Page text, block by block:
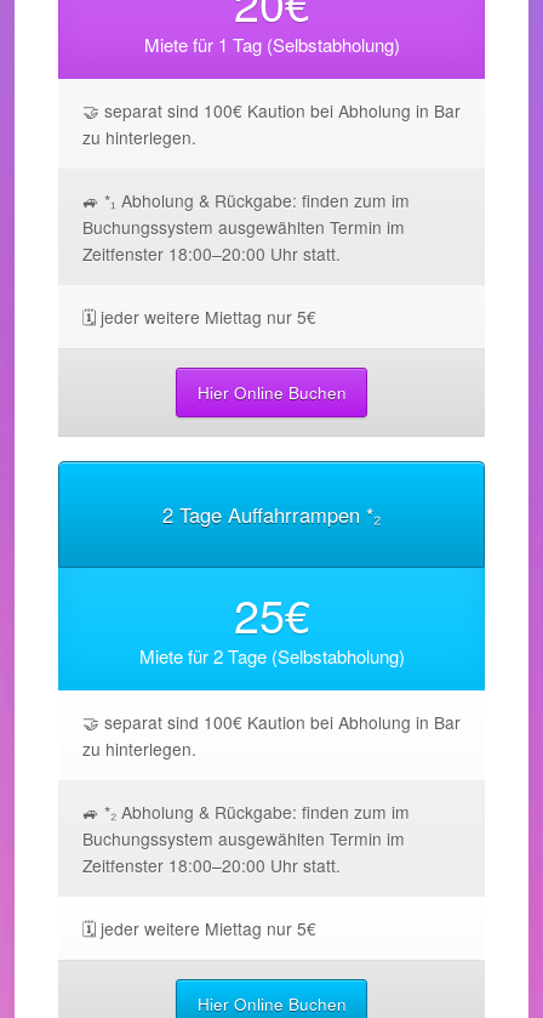
Miete für 1 Tag (Selbstabholung)
🤝 separat sind 100€ Kaution bei Abholung in Bar
zu hinterlegen.
🚙 *₁ Abholung & Rückgabe: finden zum im
Buchungssystem ausgewählten Termin im
Zeitfenster 18:00–20:00 Uhr statt.
🗓️ jeder weitere Miettag nur 5€
Hier Online Buchen
2 Tage Auffahrrampen *₂
25€
Miete für 2 Tage (Selbstabholung)
🤝 separat sind 100€ Kaution bei Abholung in Bar
zu hinterlegen.
🚙 *₂ Abholung & Rückgabe: finden zum im
Buchungssystem ausgewählten Termin im
Zeitfenster 18:00–20:00 Uhr statt.
🗓️ jeder weitere Miettag nur 5€
Hier Online Buchen